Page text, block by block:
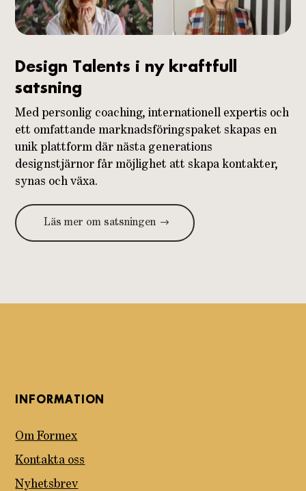
Design Talents i ny kraftfull
satsning
Med personlig coaching, internationell expertis och
ett omfattande marknadsföringspaket skapas en
unik plattform där nästa generations
designstjärnor får möjlighet att skapa kontakter,
synas och växa.
Läs mer om satsningen
INFORMATION
Om Formex
Kontakta oss
Nyhetsbrev